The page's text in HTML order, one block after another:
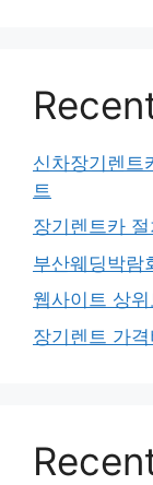
신차장기렌트
트
장기렌트카
부산웨딩박람
웹사이트 상
장기렌트 가